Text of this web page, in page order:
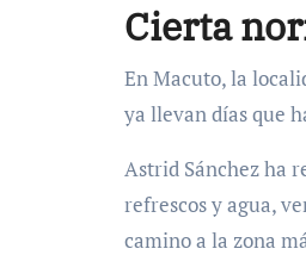
Cierta
En Macuto, la
ya llevan días que
Astrid Sánchez ha
refrescos y agua,
camino a la zona